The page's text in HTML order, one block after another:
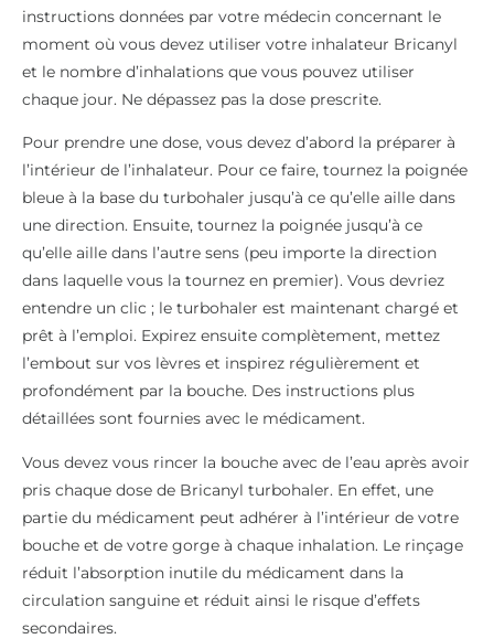
instructions données par votre médecin concernant le
moment où vous devez utiliser votre inhalateur Bricanyl
et le nombre d’inhalations que vous pouvez utiliser
chaque jour. Ne dépassez pas la dose prescrite.
Pour prendre une dose, vous devez d’abord la préparer à
l’intérieur de l’inhalateur. Pour ce faire, tournez la poignée
bleue à la base du turbohaler jusqu’à ce qu’elle aille dans
une direction. Ensuite, tournez la poignée jusqu’à ce
qu’elle aille dans l’autre sens (peu importe la direction
dans laquelle vous la tournez en premier). Vous devriez
entendre un clic ; le turbohaler est maintenant chargé et
prêt à l’emploi. Expirez ensuite complètement, mettez
l’embout sur vos lèvres et inspirez régulièrement et
profondément par la bouche. Des instructions plus
détaillées sont fournies avec le médicament.
Vous devez vous rincer la bouche avec de l’eau après avoir
pris chaque dose de Bricanyl turbohaler. En effet, une
partie du médicament peut adhérer à l’intérieur de votre
bouche et de votre gorge à chaque inhalation. Le rinçage
réduit l’absorption inutile du médicament dans la
circulation sanguine et réduit ainsi le risque d’effets
secondaires.